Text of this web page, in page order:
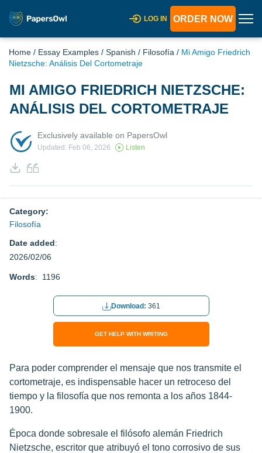
LOG IN ORDER NOW
Home / Essay Examples / Spanish / Filosofía / Mi Amigo Friedrich
Nietzsche: Análisis Del Cortometraje
MI AMIGO FRIEDRICH NIETZSCHE:
ANÁLISIS DEL CORTOMETRAJE
Exclusively available on PapersOwl
Updated: Feb 06, 2026 Listen
Category:
Filosofía
Date added:
2026/02/06
Words: 1196
Download: 361
GET HELP WITH WRITING
Para poder comprender el mensaje que nos transmite el
cortometraje, es indispensable hacer un retroceso del
tiempo y la filosofía que nos remonta a los años 1844-
1900.
Época donde sobresale el filósofo alemán Friedrich
Nietzsche, escritor que atribuyó el tono corrosivo de sus